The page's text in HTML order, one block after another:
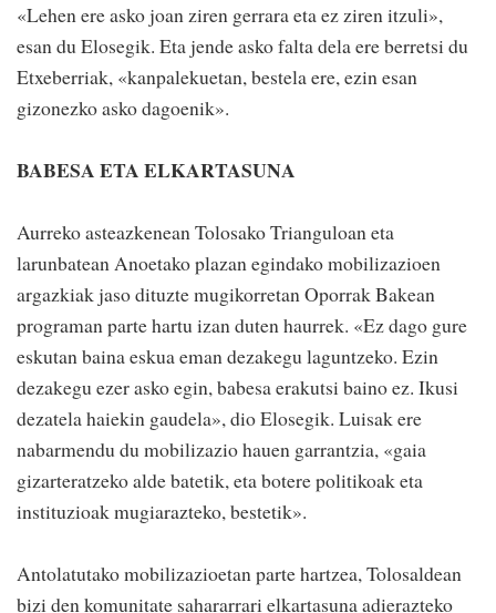
«Lehen ere asko joan ziren gerrara eta ez ziren itzuli»,
esan du Elosegik. Eta jende asko falta dela ere berretsi du
Etxeberriak, «kanpalekuetan, bestela ere, ezin esan
gizonezko asko dagoenik».
BABESA ETA ELKARTASUNA
Aurreko asteazkenean Tolosako Trianguloan eta
larunbatean Anoetako plazan egindako mobilizazioen
argazkiak jaso dituzte mugikorretan Oporrak Bakean
programan parte hartu izan duten haurrek. «Ez dago gure
eskutan baina eskua eman dezakegu laguntzeko. Ezin
dezakegu ezer asko egin, babesa erakutsi baino ez. Ikusi
dezatela haiekin gaudela», dio Elosegik. Luisak ere
nabarmendu du mobilizazio hauen garrantzia, «gaia
gizarteratzeko alde batetik, eta botere politikoak eta
instituzioak mugiarazteko, bestetik».
Antolatutako mobilizazioetan parte hartzea, Tolosaldean
bizi den komunitate sahararrari elkartasuna adierazteko